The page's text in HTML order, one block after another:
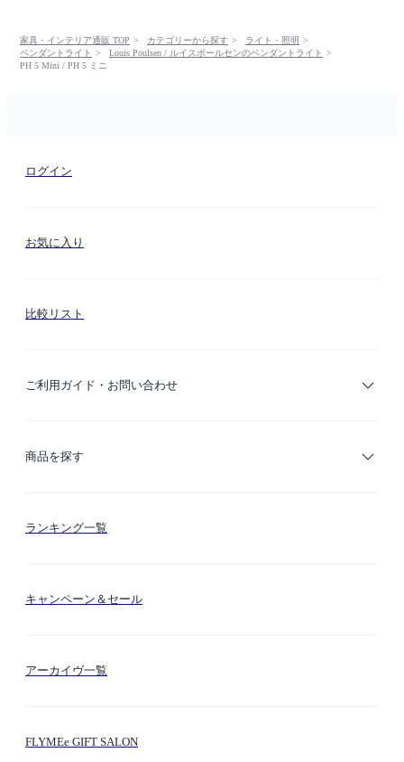
家具・インテリア通販 TOP カテゴリーから探す
ライト・照明
ペンダントライト
Louis Poulsen / ルイスポールセンのペンダントライト
PH 5 Mini / PH 5 ミニ
ログイン
お気に入り
比較リスト
ご利用ガイド・お問い合わせ
ご利用ガイド
商品を探す
カテゴリー検索
ランキング一覧
キャンペーン＆セール
アーカイヴ一覧
FLYMEe GIFT SALON